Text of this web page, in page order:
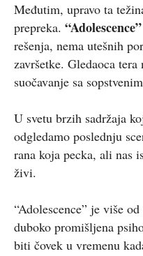
Međutim, upravo ta
prepreka.
rešenja, nema utešnih
završetke. Gledaoca
suočavanje sa
U svetu brzih sadržaja
odgledamo poslednju
rana koja pecka, ali nas
živi.
“Adolescence” je više
duboko promišljena
biti čovek u vremenu